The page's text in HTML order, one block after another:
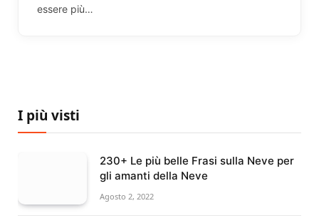
essere più…
I più visti
230+ Le più belle Frasi sulla Neve per
gli amanti della Neve
Agosto 2, 2022